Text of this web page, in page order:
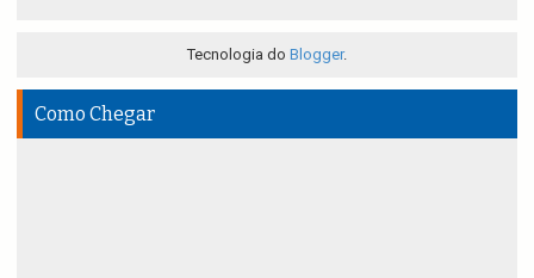
Tecnologia do Blogger.
Como Chegar